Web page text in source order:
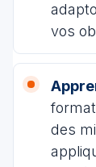
vos
des